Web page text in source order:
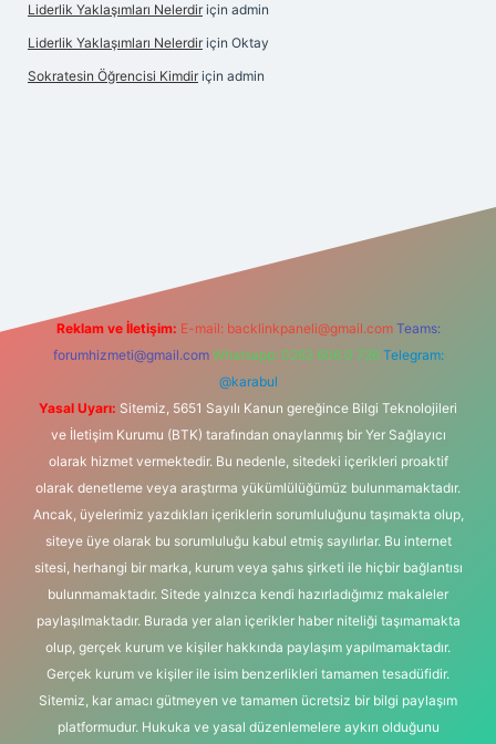
Liderlik Yaklaşımları Nelerdir için admin
Liderlik Yaklaşımları Nelerdir için Oktay
Sokratesin Öğrencisi Kimdir için admin
Reklam ve İletişim: E-mail: backlinkpaneli@gmail.com Teams:
forumhizmeti@gmail.com Whatsapp: 0262 606 0 726 Telegram:
@karabul
Yasal Uyarı: Sitemiz, 5651 Sayılı Kanun gereğince Bilgi Teknolojileri
ve İletişim Kurumu (BTK) tarafından onaylanmış bir Yer Sağlayıcı
olarak hizmet vermektedir. Bu nedenle, sitedeki içerikleri proaktif
olarak denetleme veya araştırma yükümlülüğümüz bulunmamaktadır.
Ancak, üyelerimiz yazdıkları içeriklerin sorumluluğunu taşımakta olup,
siteye üye olarak bu sorumluluğu kabul etmiş sayılırlar. Bu internet
sitesi, herhangi bir marka, kurum veya şahıs şirketi ile hiçbir bağlantısı
bulunmamaktadır. Sitede yalnızca kendi hazırladığımız makaleler
paylaşılmaktadır. Burada yer alan içerikler haber niteliği taşımamakta
olup, gerçek kurum ve kişiler hakkında paylaşım yapılmamaktadır.
Gerçek kurum ve kişiler ile isim benzerlikleri tamamen tesadüfidir.
Sitemiz, kar amacı gütmeyen ve tamamen ücretsiz bir bilgi paylaşım
platformudur. Hukuka ve yasal düzenlemelere aykırı olduğunu